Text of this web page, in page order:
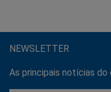
NEWSLETTER
As principais notícias do